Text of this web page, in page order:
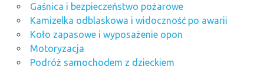
Gaśnica i bezpieczeństwo pożarowe
Kamizelka odblaskowa i widoczność po awarii
Koło zapasowe i wyposażenie opon
Motoryzacja
Podróż samochodem z dzieckiem